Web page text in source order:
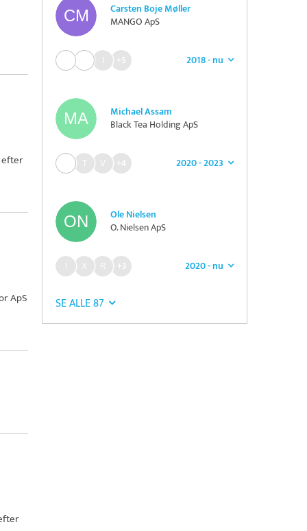
Carsten Boje Møller
MANGO ApS
2018 - nu
+5
Michael Assam
Black Tea Holding ApS
2020 - 2023
+4
Ole Nielsen
O. Nielsen ApS
2020 - nu
+3
SE ALLE 87
efter
ApS